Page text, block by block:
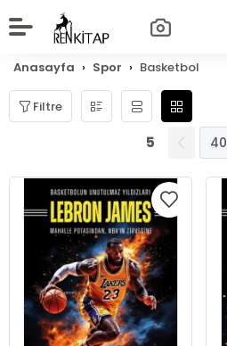
Anasayfa Spor Basketbol
Filtre
5